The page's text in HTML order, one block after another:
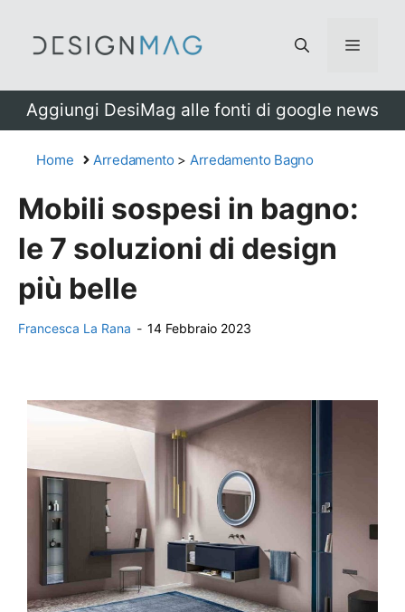
Menu
Aggiungi DesiMag alle fonti di google news
Home Arredamento > Arredamento Bagno
Mobili sospesi in bagno:
le 7 soluzioni di design
più belle
Francesca La Rana - 14 Febbraio 2023